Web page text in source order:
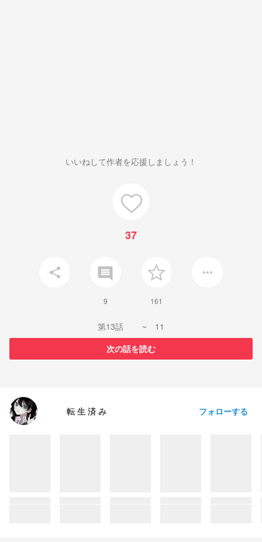
いいねして作者を応援しましょう！
37
share insert_comment
9 161
more_horiz
第13話 ~ 11
次の話を読む
転 生 済 み フォローする